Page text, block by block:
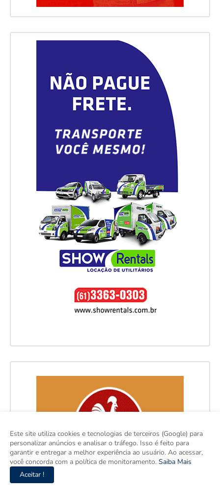
Este site utiliza cookies e tecnologias de terceiros (Google) para
personalizar anúncios e analisar o tráfego. Isso é feito para
garantir e entregar a melhor experiência ao usuário. Ao acessar,
você concorda com a política de monitoramento. Saiba Mais
Aceitar !